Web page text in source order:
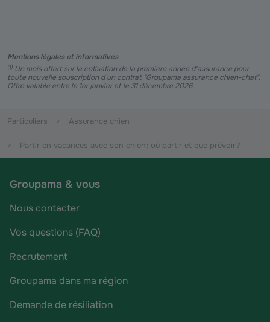
Mentions légales et informatives
(1) Un mois offert sur la cotisation de la première année d'assurance pour
toute nouvelle souscription d’un contrat "Groupama assurance chien-chat".
Offre valable entre le 1er janvier et le 31 décembre 2026.
Particuliers Assurance chien
Partir en vacances avec son chien : où partir et que prévoir ?
Groupama & vous
Nous contacter
Vos questions (FAQ)
Recrutement
Groupama dans ma région
Demande de résiliation